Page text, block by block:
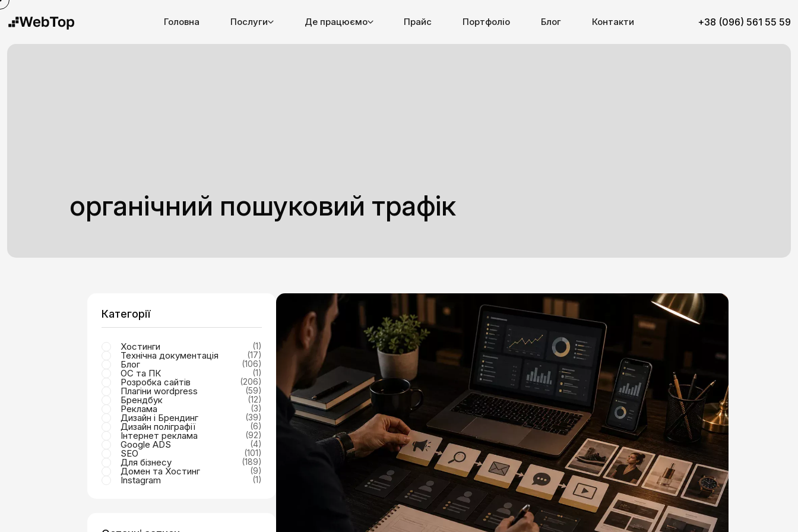
Головна Послуги Де працюємо Прайс Портфоліо Блог Контакти +38 (096) 561 55 59
органічний пошуковий трафік
Категорії
Хостинги (1)
Технічна документація (17)
Блог (106)
ОС та ПК (1)
Розробка сайтів (206)
Плагіни wordpress (59)
Брендбук (12)
Реклама (3)
Дизайн і Брендинг (39)
Дизайн поліграфії (6)
Інтернет реклама (92)
Google ADS (4)
SEO (101)
Для бізнесу (189)
Домен та Хостинг (9)
Instagram (1)